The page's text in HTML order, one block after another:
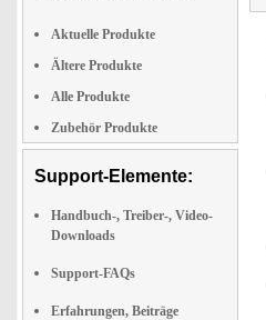
Aktuelle Produkte
Ältere Produkte
Alle Produkte
Zubehör Produkte
Support-Elemente:
Handbuch-, Treiber-, Video-
Downloads
Support-FAQs
Erfahrungen, Beiträge